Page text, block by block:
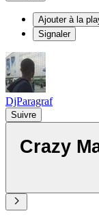
Ajouter à la
Signaler
DjParagraf
Suivre
Crazy